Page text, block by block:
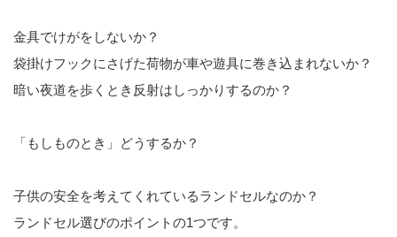
金具でけがをしないか？
袋掛けフックにさげた荷物が車や遊具に巻き込まれないか？
暗い夜道を歩くとき反射はしっかりするのか？
「もしものとき」どうするか？
子供の安全を考えてくれているランドセルなのか？
ランドセル選びのポイントの1つです。